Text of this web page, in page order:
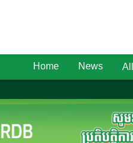
Home News